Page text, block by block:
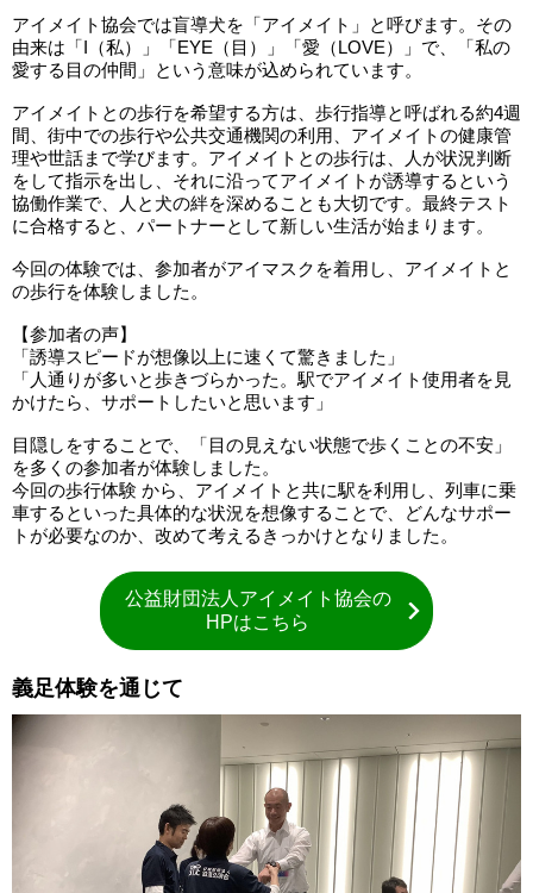
アイメイト協会では盲導犬を「アイメイト」と呼びます。その
由来は「I（私）」「EYE（目）」「愛（LOVE）」で、「私の
愛する目の仲間」という意味が込められています。
アイメイトとの歩行を希望する方は、歩行指導と呼ばれる約4週
間、街中での歩行や公共交通機関の利用、アイメイトの健康管
理や世話まで学びます。アイメイトとの歩行は、人が状況判断
をして指示を出し、それに沿ってアイメイトが誘導するという
協働作業で、人と犬の絆を深めることも大切です。最終テスト
に合格すると、パートナーとして新しい生活が始まります。
今回の体験では、参加者がアイマスクを着用し、アイメイトと
の歩行を体験しました。
【参加者の声】
「誘導スピードが想像以上に速くて驚きました」
「人通りが多いと歩きづらかった。駅でアイメイト使用者を見
かけたら、サポートしたいと思います」
目隠しをすることで、「目の見えない状態で歩くことの不安」
を多くの参加者が体験しました。
今回の歩行体験 から、アイメイトと共に駅を利用し、列車に乗
車するといった具体的な状況を想像することで、どんなサポー
トが必要なのか、改めて考えるきっかけとなりました。
公益財団法人アイメイト協会の
HPはこちら
義足体験を通じて